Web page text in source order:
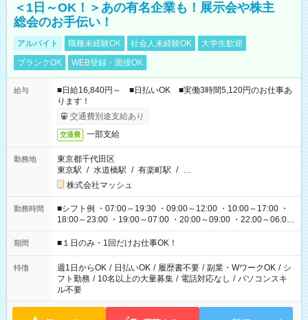
＜1日～OK！＞あの有名企業も！展示会や株主
総会のお手伝い！
アルバイト 職種未経験OK 社会人未経験OK
大学生歓迎
ブランクOK
WEB登録・面接OK
給与
■日給16,840円～ ■日払いOK ■実働3時間5,120円のお仕事あ
ります！
交通費別途支給あり
交通費 一部支給
勤務地
東京都千代田区
東京駅 / 水道橋駅 / 有楽町駅 / …
株式会社マッシュ
勤務時間
■シフト例 ・07:00～19:30 ・09:00～12:00 ・10:00～17:00 ・
18:00～23:00 ・19:00～07:00 ・20:00～09:00 ・22:00～06:00
etc ★最短で3時間で5,120円のお仕事から 15時間で2万円近く稼
げるお仕事も！ ご希望のお時間に合わせてご紹介！ ※シフトは
ください！
期間 ■１日のみ・1回だけお仕事OK！
特徴 週1日からOK / 日払いOK / 履歴書不要 / 副業・WワークOK / シ
フト勤務 / 10名以上の大量募集 / 電話対応なし / パソコンスキ
ル不要